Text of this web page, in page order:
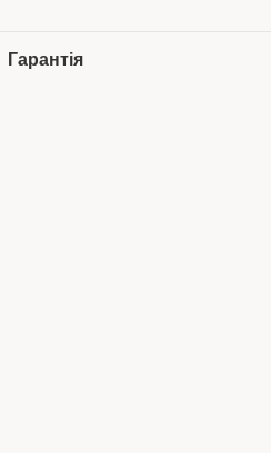
Гарантія